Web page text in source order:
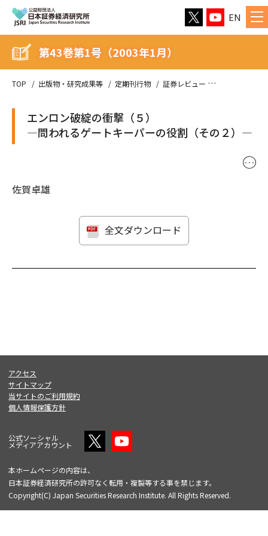
EN
TOP 出版物・研究成果等 定期刊行物 証券レビュー
第43巻第1号（2003年1月）
エンロン破綻の衝撃（５）
―問われるゲートキーパーの役割（その２）―
･･･
佐賀卓雄
全文ダウンロード
アクセス
サイトマップ
当サイトのご利用規約
個人情報保護方針
公式ソーシャル
メディアアカウント
本ホームページの内容は、
日本証券経済研究所の許可なく転用・複製等する事を禁じます。
Copyright(C) Japan Securities Research Institute. All Rights Reserved.